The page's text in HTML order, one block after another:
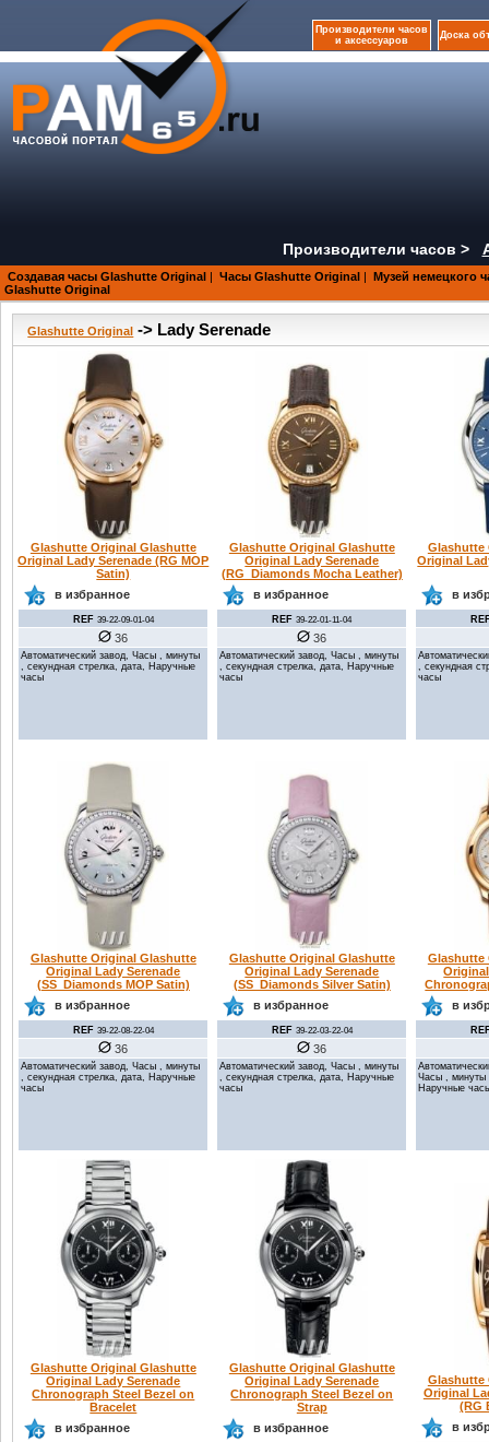
Производители часов
и аксессуаров
Доска
Производители часов >
Создавая часы Glashutte Original | Часы Glashutte Original | Музей немецкого
Glashutte Original
Glashutte Original -> Lady Serenade
Glashutte Original Glashutte
Original Lady Serenade (RG MOP
Satin)
в избранное
REF 39-22-09-01-04
36
Автоматический завод, Часы , минуты
, секундная стрелка, дата, Наручные
часы
Glashutte Original Glashutte
Original Lady Serenade
(RG_Diamonds Mocha Leather)
в избранное
REF 39-22-01-11-04
36
Автоматический завод, Часы , минуты
, секундная стрелка, дата, Наручные
часы
Glashutte
Original
в
, секундная
часы
Glashutte Original Glashutte
Original Lady Serenade
(SS_Diamonds MOP Satin)
в избранное
REF 39-22-08-22-04
36
Автоматический завод, Часы , минуты
, секундная стрелка, дата, Наручные
часы
Glashutte Original Glashutte
Original Lady Serenade
(SS_Diamonds Silver Satin)
в избранное
REF 39-22-03-22-04
36
Автоматический завод, Часы , минуты
, секундная стрелка, дата, Наручные
часы
Glashutte
в
Часы , минуты
Наручные
Glashutte Original Glashutte
Original Lady Serenade
Chronograph Steel Bezel on
Bracelet
в избранное
Glashutte Original Glashutte
Original Lady Serenade
Chronograph Steel Bezel on
Strap
в избранное
Glashutte
Original
(RG
в